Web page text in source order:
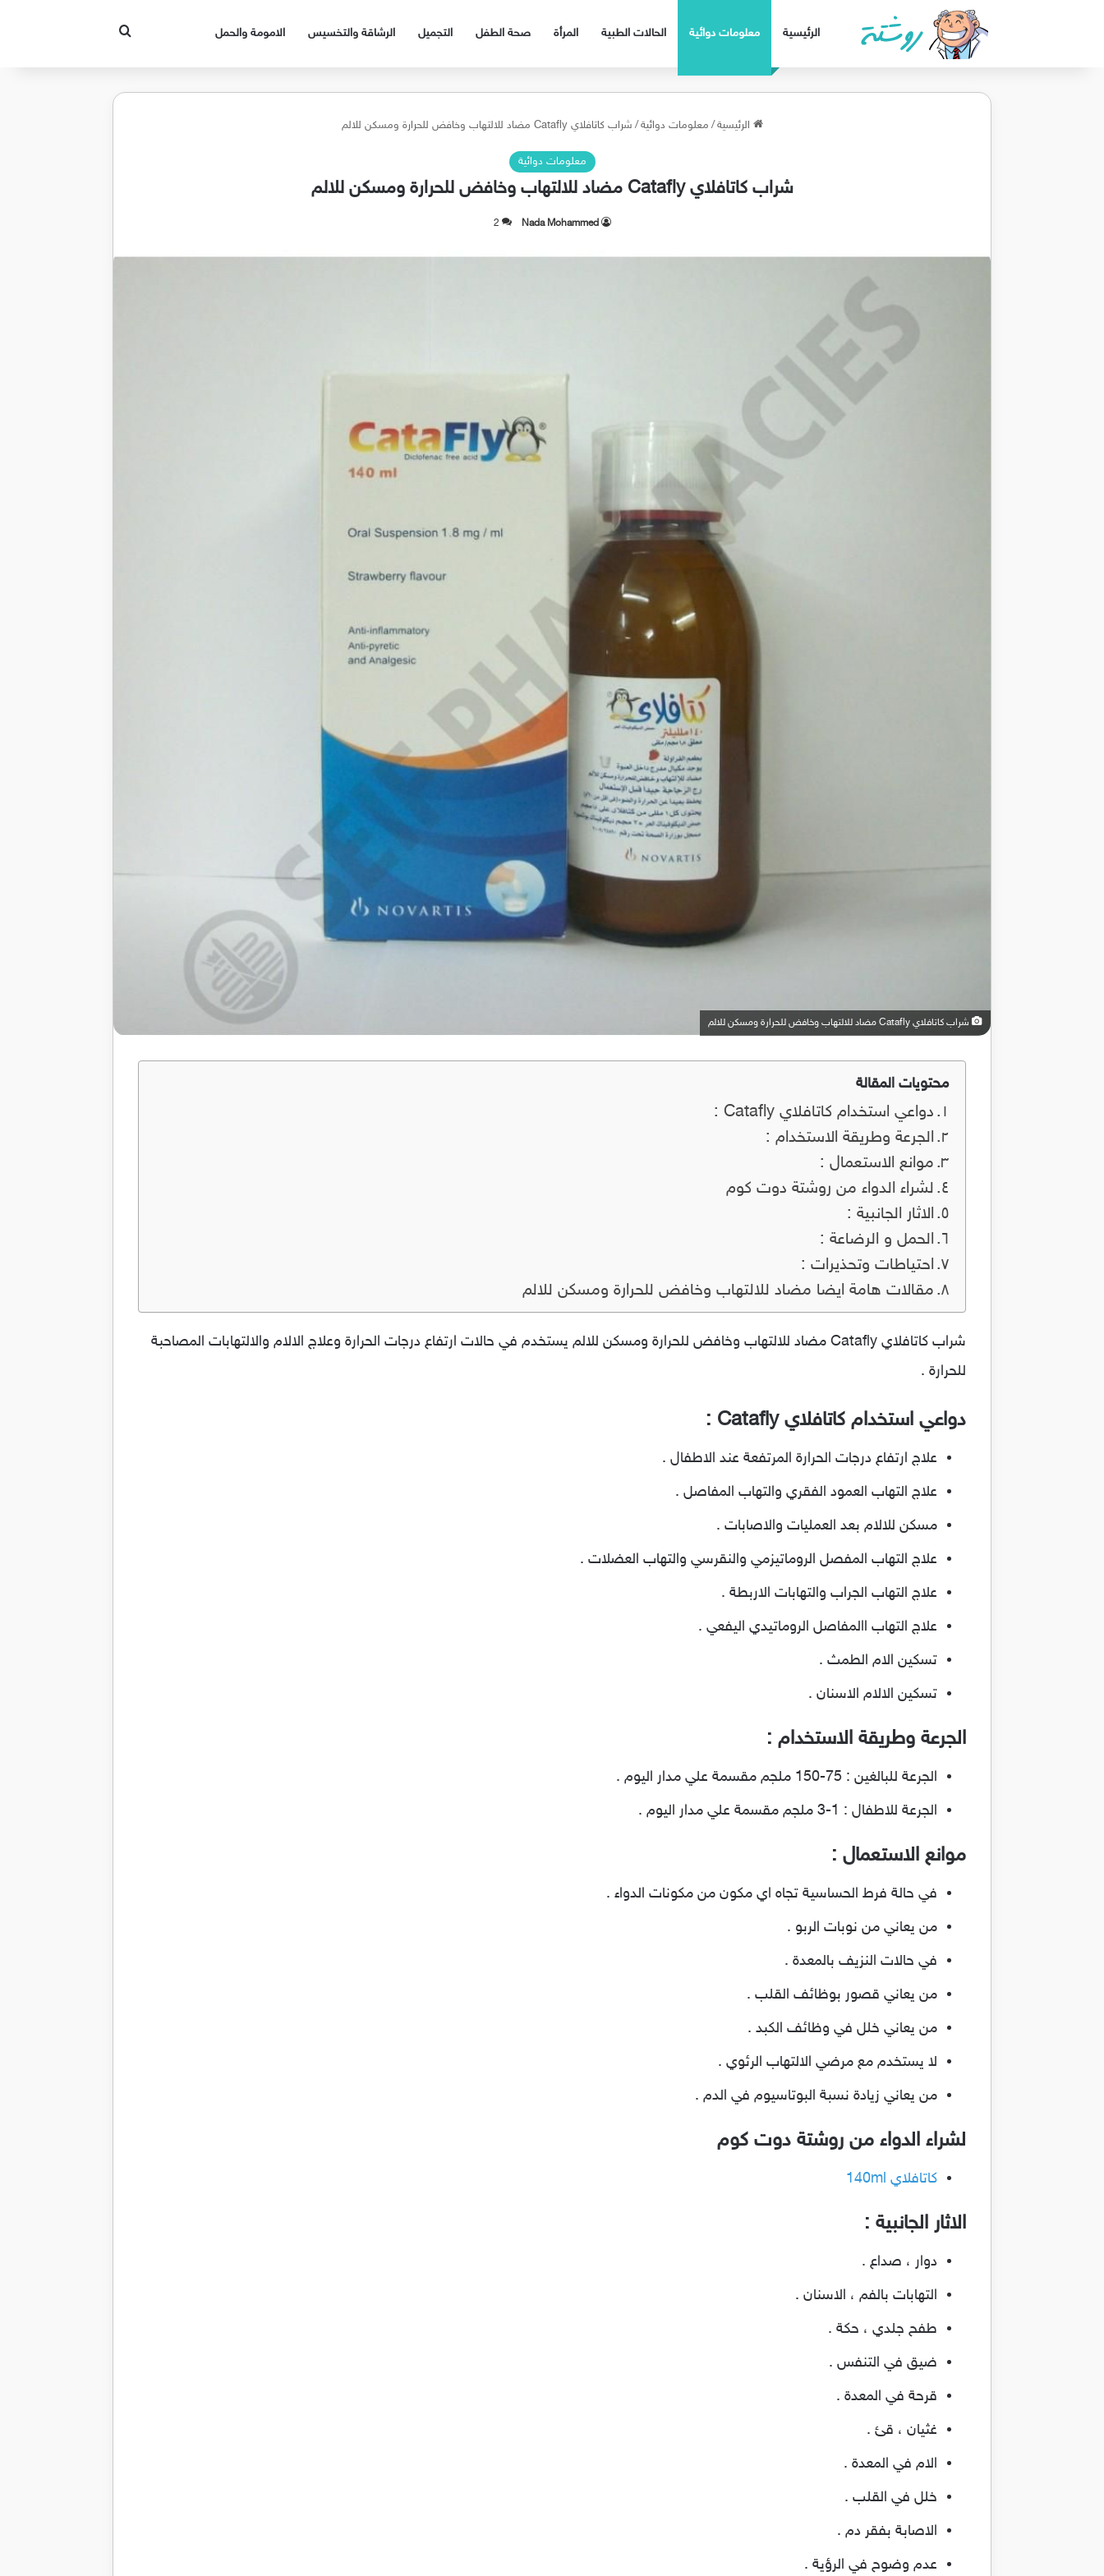
الرئيسية معلومات دوائية الحالات الطبية المرأة صحة الطفل التجميل الرشاقة والتخسيس الامومة والحمل بحث عن
الرئيسية / معلومات دوائية / شراب كاتافلاي Catafly مضاد للالتهاب وخافض للحرارة ومسكن للالم
معلومات دوائية
شراب كاتافلاي Catafly مضاد للالتهاب وخافض للحرارة ومسكن للالم
Nada Mohammed
2
شراب كاتافلاي Catafly مضاد للالتهاب وخافض للحرارة ومسكن للالم
محتويات المقالة
دواعي استخدام كاتافلاي Catafly :
الجرعة وطريقة الاستخدام :
موانع الاستعمال :
لشراء الدواء من روشتة دوت كوم
الاثار الجانبية :
الحمل و الرضاعة :
احتياطات وتحذيرات :
مقالات هامة ايضا مضاد للالتهاب وخافض للحرارة ومسكن للالم
شراب كاتافلاي Catafly مضاد للالتهاب وخافض للحرارة ومسكن للالم يستخدم في حالات ارتفاع درجات الحرارة وعلاج الالام والالتهابات المصاحبة
للحرارة .
دواعي استخدام كاتافلاي Catafly :
علاج ارتفاع درجات الحرارة المرتفعة عند الاطفال .
علاج التهاب العمود الفقري والتهاب المفاصل .
مسكن للالام بعد العمليات والاصابات .
علاج التهاب المفصل الروماتيزمي والنقرسي والتهاب العضلات .
علاج التهاب الجراب والتهابات الاربطة .
علاج التهاب االمفاصل الروماتيدي اليفعي .
تسكين الام الطمث .
تسكين الالام الاسنان .
الجرعة وطريقة الاستخدام :
الجرعة للبالغين : 75-150 ملجم مقسمة علي مدار اليوم .
الجرعة للاطفال : 1-3 ملجم مقسمة علي مدار اليوم .
موانع الاستعمال :
في حالة فرط الحساسية تجاه اي مكون من مكونات الدواء .
من يعاني من نوبات الربو .
في حالات النزيف بالمعدة .
من يعاني قصور بوظائف القلب .
من يعاني خلل في وظائف الكبد .
لا يستخدم مع مرضي الالتهاب الرئوي .
من يعاني زيادة نسبة البوتاسيوم في الدم .
لشراء الدواء من روشتة دوت كوم
كاتافلاي 140ml
الاثار الجانبية :
دوار ، صداع .
التهابات بالفم ، الاسنان .
طفح جلدي ، حكة .
ضيق في التنفس .
قرحة في المعدة .
غثيان ، قئ .
الام في المعدة .
خلل في القلب .
الاصابة بفقر دم .
عدم وضوح في الرؤية .